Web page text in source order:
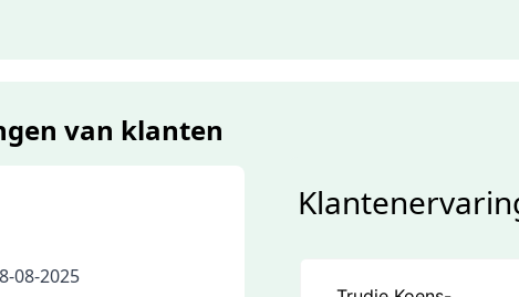
van klanten
08-2025